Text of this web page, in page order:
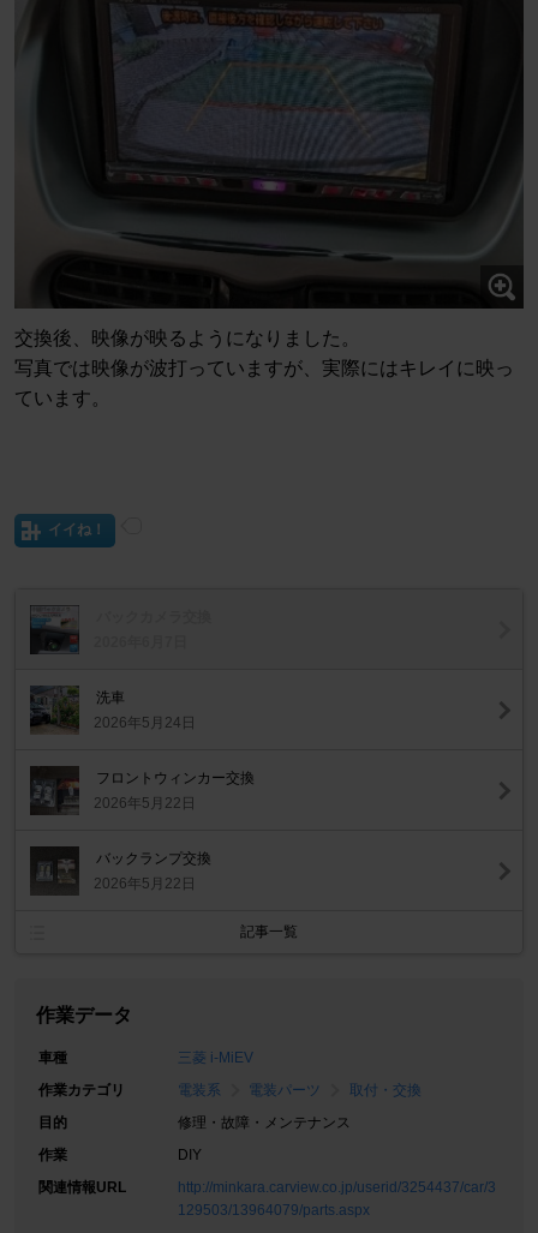
交換後、映像が映るようになりました。
写真では映像が波打っていますが、実際にはキレイに映っ
ています。
イイね！
洗車
2026年5月24日
フロントウィンカー交換
2026年5月22日
バックランプ交換
2026年5月22日
記事一覧
作業データ
車種
三菱 i-MiEV
作業カテゴリ
電装系 電装パーツ
取付・交換
目的
修理・故障・メンテナンス
作業
DIY
関連情報URL
http://minkara.carview.co.jp/userid/3254437/car/3
129503/13964079/parts.aspx